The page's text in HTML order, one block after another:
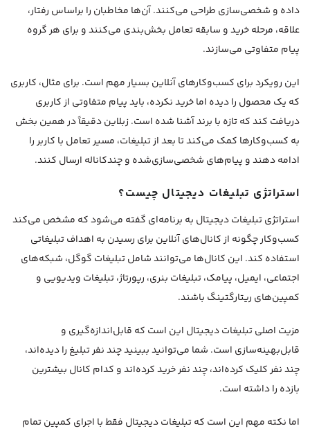
داده و شخصی‌سازی طراحی می‌کنند. آن‌ها مخاطبان را براساس رفتار،
علاقه، مرحله خرید و سابقه تعامل بخش‌بندی می‌کنند و برای هر گروه
پیام متفاوتی می‌سازند.
این رویکرد برای کسب‌وکارهای آنلاین بسیار مهم است. برای مثال، کاربری
که یک محصول را دیده اما خرید نکرده، باید پیام متفاوتی از کاربری
دریافت کند که تازه با برند آشنا شده است. زبلاین دقیقاً در همین بخش
به کسب‌وکارها کمک می‌کند تا بعد از تبلیغات، مسیر تعامل با کاربر را
ادامه دهند و پیام‌های شخصی‌سازی‌شده و چندکاناله ارسال کنند.
استراتژی تبلیغات دیجیتال چیست؟
استراتژی تبلیغات دیجیتال به برنامه‌ای گفته می‌شود که مشخص می‌کند
کسب‌وکار چگونه از کانال‌های آنلاین برای رسیدن به اهداف تبلیغاتی
استفاده کند. این کانال‌ها می‌توانند شامل تبلیغات گوگل، شبکه‌های
اجتماعی، ایمیل، پیامک، تبلیغات بنری، رپورتاژ، تبلیغات ویدیویی و
کمپین‌های ریتارگتینگ باشند.
مزیت اصلی تبلیغات دیجیتال این است که قابل‌اندازه‌گیری و
قابل‌بهینه‌سازی است. شما می‌توانید ببینید چند نفر تبلیغ را دیده‌اند،
چند نفر کلیک کرده‌اند، چند نفر خرید کرده‌اند و کدام کانال بیشترین
بازده را داشته است.
اما نکته مهم این است که تبلیغات دیجیتال فقط با اجرای کمپین تمام